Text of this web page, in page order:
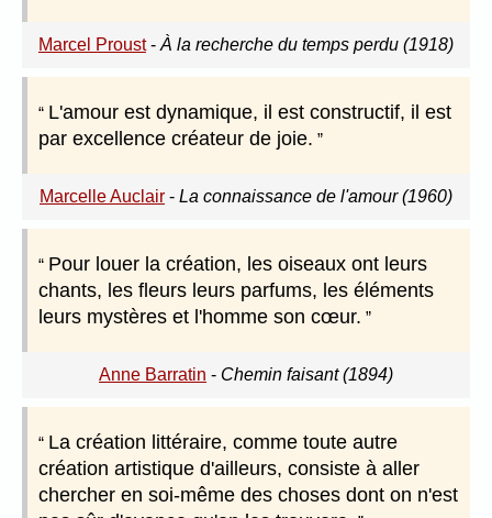
Marcel Proust- À la recherche du temps perdu (1918)
L'amour est dynamique, il est constructif, il est
par excellence créateur de joie.
Marcelle Auclair - La connaissance de l'amour (1960)
Pour louer la création, les oiseaux ont leurs
chants, les fleurs leurs parfums, les éléments
leurs mystères et l'homme son cœur.
Anne Barratin - Chemin faisant (1894)
La création littéraire, comme toute autre
création artistique d'ailleurs, consiste à aller
chercher en soi-même des choses dont on n'est